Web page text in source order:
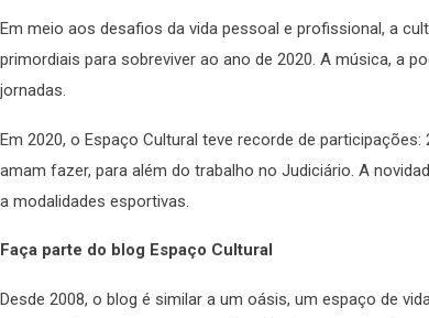
Em meio aos desafios da vida pessoal e profissional, a
primordiais para sobreviver ao ano de 2020. A música, a
jornadas.
Em 2020, o Espaço Cultural teve recorde de
amam fazer, para além do trabalho no Judiciário. A
a modalidades esportivas.
Faça parte do blog Espaço Cultural
Desde 2008, o blog é similar a um oásis, um espaço de